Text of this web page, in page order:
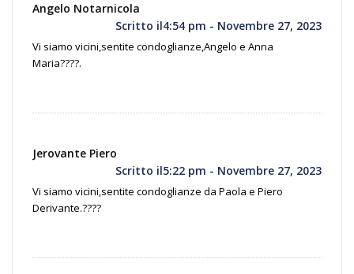
Angelo Notarnicola
Scritto il4:54 pm - Novembre 27, 2023
Vi siamo vicini,sentite condoglianze,Angelo e Anna
Maria????.
Jerovante Piero
Scritto il5:22 pm - Novembre 27, 2023
Vi siamo vicini,sentite condoglianze da Paola e Piero
Derivante.????